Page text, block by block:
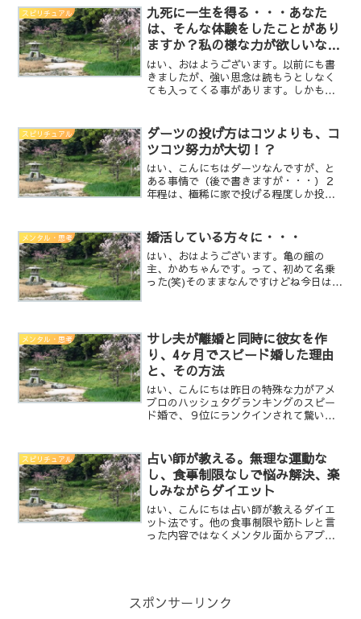
当たるも八卦当たらぬも八卦○占いの料
金は完全無料です。○亀...
スピリチュアル
九死に一生を得る・・・あなた
は、そんな体験をしたことがあり
ますか？私の様な力が欲しいなら
覚悟がいるよ。
はい、おはようございます。以前にも書
きましたが、強い思念は読もうとしなく
ても入ってくる事があります。しかも強
と思念とは記憶なので、私の記憶の様に
私の中に残りトラウマに近...
スピリチュアル
ダーツの投げ方はコツよりも、コ
ツコツ努力が大切！？
はい、こんにちはダーツなんですが、と
ある事情で（後で書きますが・・・）２
年程は、極稀に家で投げる程度しか投げ
方なら、投げ方のコツって色々と聞くと
思うんです。もう答え言っ...
メンタル・思考 婚活している方々に・・・
はい、おはようございます。亀の館の
主、かめちゃんです。って、初めて名乗
った(笑)そのままなんですけどね今日は、
（離婚調停申立）↓2週間...
メンタル・思考
サレ夫が離婚と同時に彼女を作
り、4ヶ月でスピード婚した理由
と、その方法
はい、こんにちは昨日の特殊な力がアメ
ブロのハッシュタグランキングのスピー
ド婚で、９位にランクインされて驚いて
かと思います。まず、妻と出会うまで
は、見た目重視で飽きたら次...
スピリチュアル
占い師が教える。無理な運動な
し、食事制限なしで悩み解決、楽
しみながらダイエット
はい、こんにちは占い師が教えるダイエ
ット法です。他の食事制限や筋トレと言
った内容ではなくメンタル面からアプロ
スポンサーリンク